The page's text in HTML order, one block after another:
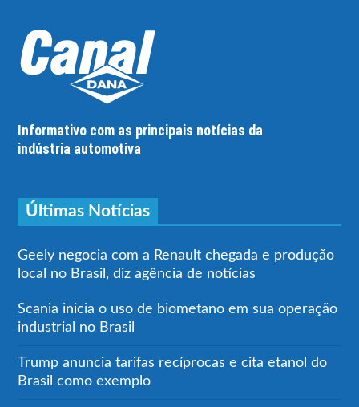
Informativo com as principais notícias da
indústria automotiva
Últimas Notícias
Geely negocia com a Renault chegada e produção
local no Brasil, diz agência de notícias
Scania inicia o uso de biometano em sua operação
industrial no Brasil
Trump anuncia tarifas recíprocas e cita etanol do
Brasil como exemplo